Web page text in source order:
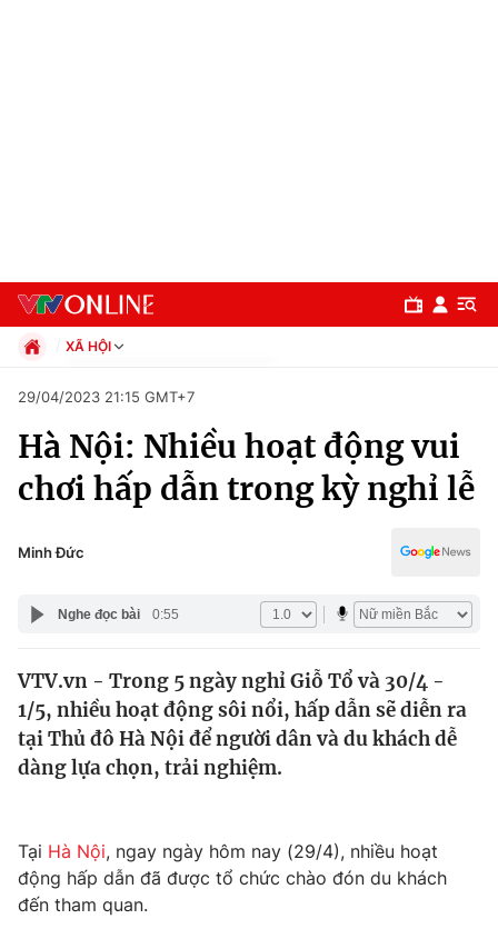
Chuyên mục
Chính trị
Y tế
Thế giới
Thế giới đó đây
Câu chuyện quốc tế
Tài chính
Thị trường
Dữ liệu và đời sống
XÃ HỘI
Xã hội
Pháp luật
Kinh tế
Thể thao
Văn hóa - Giải trí
Đời sống
Giáo dục
29/04/2023 21:15 GMT+7
Hà Nội: Nhiều hoạt động vui
chơi hấp dẫn trong kỳ nghỉ lễ
Minh Đức
Nghe đọc bài 0:55
VTV.vn - Trong 5 ngày nghỉ Giỗ Tổ và 30/4 -
1/5, nhiều hoạt động sôi nổi, hấp dẫn sẽ diễn ra
tại Thủ đô Hà Nội để người dân và du khách dễ
dàng lựa chọn, trải nghiệm.
Tại Hà Nội, ngay ngày hôm nay (29/4), nhiều hoạt
động hấp dẫn đã được tổ chức chào đón du khách
đến tham quan.